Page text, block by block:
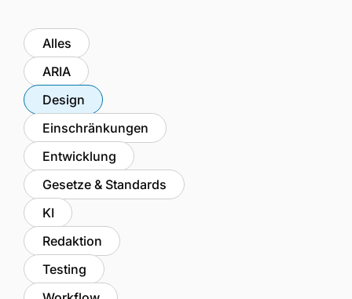
Alles
ARIA
Design
Einschränkungen
Entwicklung
Gesetze & Standards
KI
Redaktion
Testing